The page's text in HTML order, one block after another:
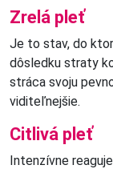
Zrelá pleť
Je to stav, do
dôsledku straty
stráca svoju
viditeľnejšie.
Citlivá pleť
Intenzívne